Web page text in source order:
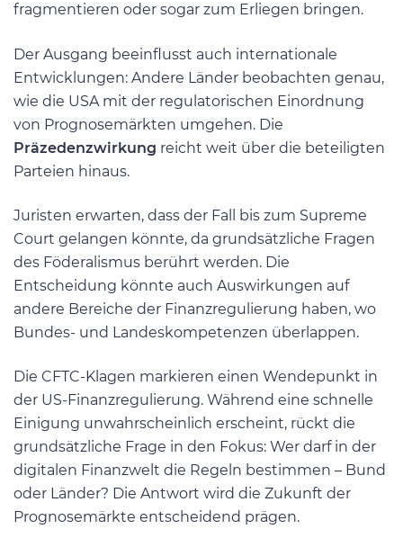
fragmentieren oder sogar zum Erliegen bringen.
Der Ausgang beeinflusst auch internationale
Entwicklungen: Andere Länder beobachten genau,
wie die USA mit der regulatorischen Einordnung
von Prognosemärkten umgehen. Die
Präzedenzwirkung reicht weit über die beteiligten
Parteien hinaus.
Juristen erwarten, dass der Fall bis zum Supreme
Court gelangen könnte, da grundsätzliche Fragen
des Föderalismus berührt werden. Die
Entscheidung könnte auch Auswirkungen auf
andere Bereiche der Finanzregulierung haben, wo
Bundes- und Landeskompetenzen überlappen.
Die CFTC-Klagen markieren einen Wendepunkt in
der US-Finanzregulierung. Während eine schnelle
Einigung unwahrscheinlich erscheint, rückt die
grundsätzliche Frage in den Fokus: Wer darf in der
digitalen Finanzwelt die Regeln bestimmen – Bund
oder Länder? Die Antwort wird die Zukunft der
Prognosemärkte entscheidend prägen.